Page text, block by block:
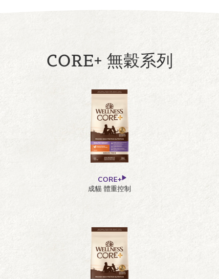
CORE+ 無穀系列
CORE+
成貓 體重控制